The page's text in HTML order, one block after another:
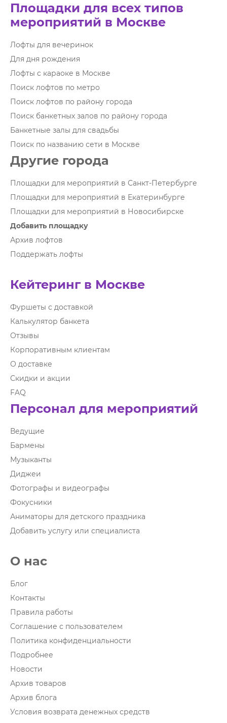
Площадки для всех типов
мероприятий в Москве
Лофты для вечеринок
Для дня рождения
Лофты с караоке в Москве
Поиск лофтов по метро
Поиск лофтов по району города
Поиск банкетных залов по району города
Банкетные залы для свадьбы
Поиск по названию сети в Москве
Другие города
Площадки для мероприятий в Санкт-Петербурге
Площадки для мероприятий в Екатеринбурге
Площадки для мероприятий в Новосибирске
Добавить площадку
Архив лофтов
Поддержать лофты
Кейтеринг в Москве
Фуршеты с доставкой
Калькулятор банкета
Отзывы
Корпоративным клиентам
О доставке
Скидки и акции
FAQ
Персонал для мероприятий
Ведущие
Бармены
Музыканты
Диджеи
Фотографы и видеографы
Фокусники
Аниматоры для детского праздника
Добавить услугу или специалиста
О нас
Блог
Контакты
Правила работы
Соглашение с пользователем
Политика конфиденциальности
Подробнее
Новости
Архив товаров
Архив блога
Условия возврата денежных средств